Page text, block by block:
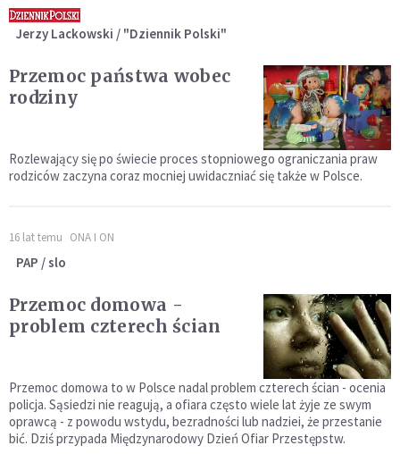
Jerzy Lackowski / "Dziennik Polski"
Przemoc państwa wobec
rodziny
Rozlewający się po świecie proces stopniowego ograniczania praw
rodziców zaczyna coraz mocniej uwidaczniać się także w Polsce.
16 lat temu ONA I ON
PAP / slo
Przemoc domowa -
problem czterech ścian
Przemoc domowa to w Polsce nadal problem czterech ścian - ocenia
policja. Sąsiedzi nie reagują, a ofiara często wiele lat żyje ze swym
oprawcą - z powodu wstydu, bezradności lub nadziei, że przestanie
bić. Dziś przypada Międzynarodowy Dzień Ofiar Przestępstw.